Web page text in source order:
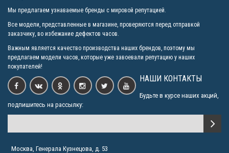
Мы предлагаем узнаваемые бренды с мировой репутацией.
Все модели, представленные в магазине, проверяются перед отправкой
заказчику, во избежание дефектов часов.
Важным является качество производства наших брендов, поэтому мы
предлагаем модели часов, которые уже завоевали репутацию у наших
покупателей!
НАШИ КОНТАКТЫ
Будьте в курсе наших акций,
подпишитесь на рассылку:
Москва, Генерала Кузнецова, д. 53